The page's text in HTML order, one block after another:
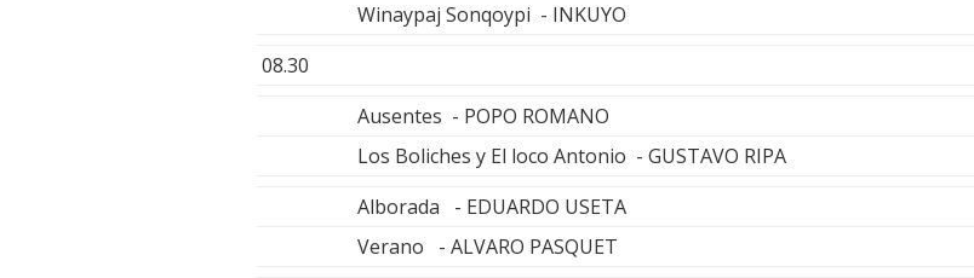
Winaypaj Sonqoypi - INKUYO
08.30
Ausentes - POPO ROMANO
Los Boliches y El loco Antonio - GUSTAVO RIPA
Alborada - EDUARDO USETA
Verano - ALVARO PASQUET